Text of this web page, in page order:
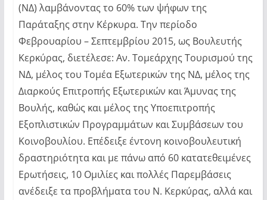
(ΝΔ) λαμβάνοντας το 60% των ψήφων της
Παράταξης στην Κέρκυρα. Την περίοδο
Φεβρουαρίου – Σεπτεμβρίου 2015, ως Βουλευτής
Κερκύρας, διετέλεσε: Αν. Τομεάρχης Τουρισμού της
ΝΔ, μέλος του Τομέα Εξωτερικών της ΝΔ, μέλος της
Διαρκούς Επιτροπής Εξωτερικών και Άμυνας της
Βουλής, καθώς και μέλος της Υποεπιτροπής
Εξοπλιστικών Προγραμμάτων και Συμβάσεων του
Κοινοβουλίου. Επέδειξε έντονη κοινοβουλευτική
δραστηριότητα και με πάνω από 60 κατατεθειμένες
Ερωτήσεις, 10 Ομιλίες και πολλές Παρεμβάσεις
ανέδειξε τα προβλήματα του Ν. Κερκύρας, αλλά και